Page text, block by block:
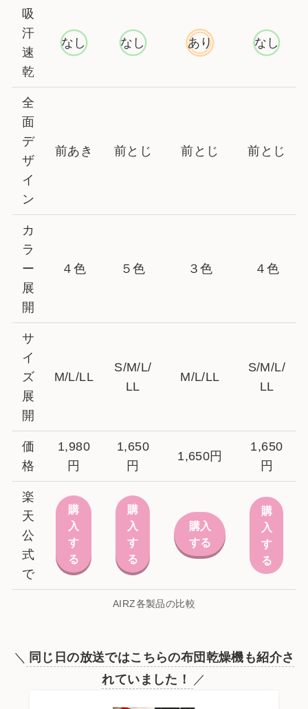
吸
汗
速
乾
なし なし あり なし
全
面
デ
ザ
イ
ン
前あき 前とじ 前とじ 前とじ
カ
ラ
ー
展
開
４色 ５色 ３色 ４色
サ
イ
ズ
展
開
M/L/LL
S/M/L/
LL
M/L/LL
S/M/L/
LL
価
格
1,980
円
1,650
円
1,650円
1,650
円
楽
天
公
式
で
購
入
す
る
購
入
す
る
購入
する
購
入
す
る
AIRZ各製品の比較
＼ 同じ日の放送ではこちらの布団乾燥機も紹介さ
れていました！
／